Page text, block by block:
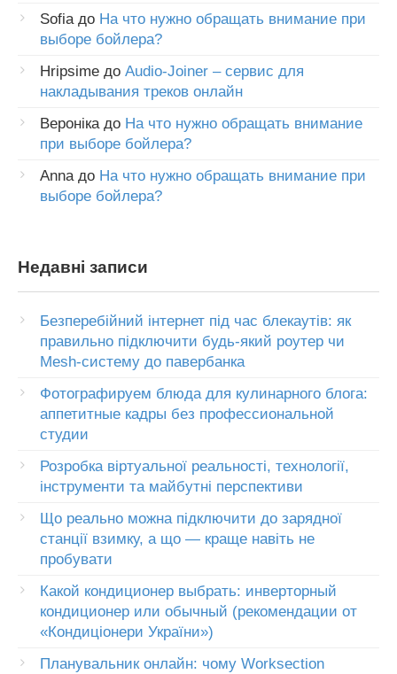
Sofiaдо На что нужно обращать внимание при
выборе бойлера?
Hripsime до Audio-Joiner – сервис для
накладывания треков онлайн
Веронікадо На что нужно обращать внимание
при выборе бойлера?
Annaдо На что нужно обращать внимание при
выборе бойлера?
Недавні записи
Безперебійний інтернет під час блекаутів: як
правильно підключити будь-який роутер чи
Mesh-систему до павербанка
Фотографируем блюда для кулинарного блога:
аппетитные кадры без профессиональной
студии
Розробка віртуальної реальності, технології,
інструменти та майбутні перспективи
Що реально можна підключити до зарядної
станції взимку, а що — краще навіть не
пробувати
Какой кондиционер выбрать: инверторный
кондиционер или обычный (рекомендации от
«Кондиціонери України»)
Планувальник онлайн: чому Worksection